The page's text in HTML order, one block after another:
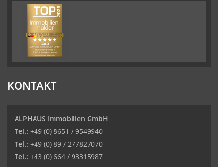
KONTAKT
ALPHAUS Immobilien GmbH
Tel.: +49 (0) 8651 / 9549940
Tel.: +49 (0) 89 / 277827070
Tel.: +43 (0) 664 / 93315987